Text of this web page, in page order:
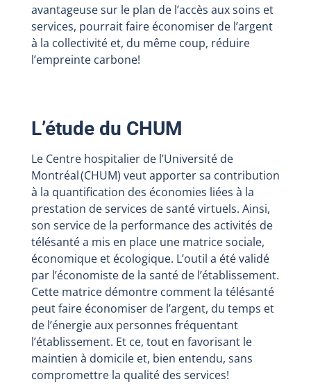
avantageuse sur le plan de l’accès aux soins et
services, pourrait faire économiser de l’argent
à la collectivité et, du même coup, réduire
l’empreinte carbone!
L’étude du CHUM
Le Centre hospitalier de l’Université de
Montréal (CHUM) veut apporter sa contribution
à la quantification des économies liées à la
prestation de services de santé virtuels. Ainsi,
son service de la performance des activités de
télésanté a mis en place une matrice sociale,
économique et écologique. L’outil a été validé
par l’économiste de la santé de l’établissement.
Cette matrice démontre comment la télésanté
peut faire économiser de l’argent, du temps et
de l’énergie aux personnes fréquentant
l’établissement. Et ce, tout en favorisant le
maintien à domicile et, bien entendu, sans
compromettre la qualité des services!